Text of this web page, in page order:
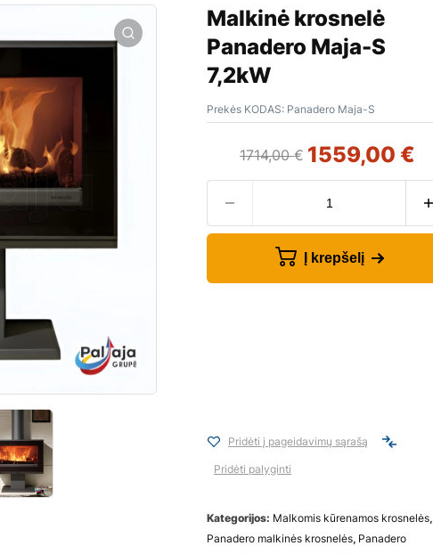
Malkinė krosnelė
Panadero Maja-S
7,2kW
Prekės KODAS: Panadero Maja-S
1714,00€ 1559,00 €
Į krepšelį
Pridėti į pageidavimų sąrašą
Pridėti palyginti
Kategorijos: Malkomis kūrenamos krosnelės,
Panadero malkinės krosnelės, Panadero